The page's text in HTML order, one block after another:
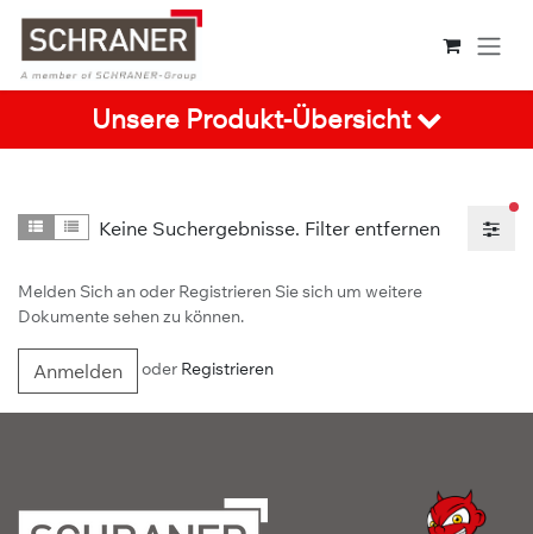
Zum Inhalt springen
Unsere Produkt-Übersicht
Keine Suchergebnisse. Filter entfernen
Melden Sich an oder Registrieren Sie sich um weitere
Dokumente sehen zu können.
Anmelden oder Registrieren